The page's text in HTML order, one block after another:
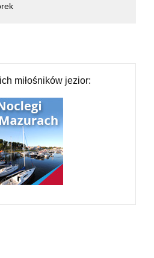
miłośników jezior: